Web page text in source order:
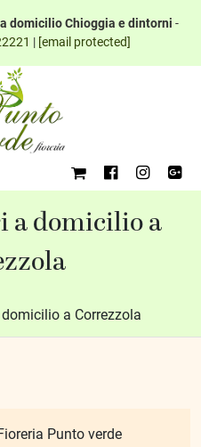
domicilio Chioggia e dintorni -
| [email protected]
a domicilio a
a Correzzola
Punto verde